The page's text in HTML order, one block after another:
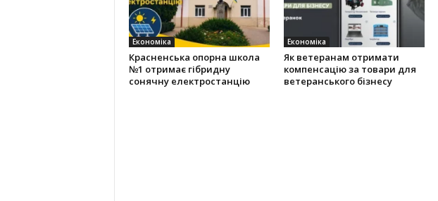
Економіка
Красненська опорна школа
№1 отримає гібридну
сонячну електростанцію
Економіка
Як ветеранам отримати
компенсацію за товари для
ветеранського бізнесу